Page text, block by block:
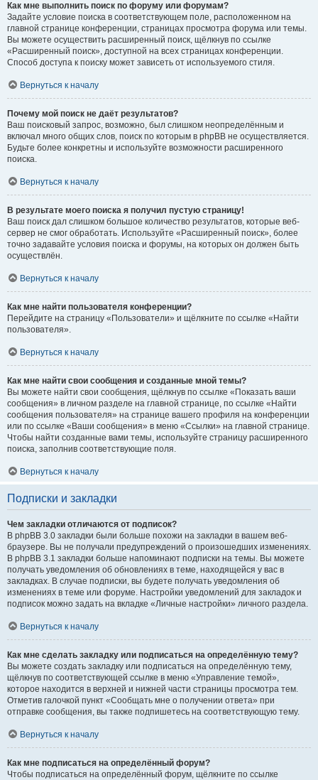
Как мне выполнить поиск по форуму или форумам?
Задайте условие поиска в соответствующем поле, расположенном на
главной странице конференции, страницах просмотра форума или темы.
Вы можете осуществить расширенный поиск, щёлкнув по ссылке
«Расширенный поиск», доступной на всех страницах конференции.
Способ доступа к поиску может зависеть от используемого стиля.
Вернуться к началу
Почему мой поиск не даёт результатов?
Ваш поисковый запрос, возможно, был слишком неопределённым и
включал много общих слов, поиск по которым в phpBB не осуществляется.
Будьте более конкретны и используйте возможности расширенного
поиска.
Вернуться к началу
В результате моего поиска я получил пустую страницу!
Ваш поиск дал слишком большое количество результатов, которые веб-
сервер не смог обработать. Используйте «Расширенный поиск», более
точно задавайте условия поиска и форумы, на которых он должен быть
осуществлён.
Вернуться к началу
Как мне найти пользователя конференции?
Перейдите на страницу «Пользователи» и щёлкните по ссылке «Найти
пользователя».
Вернуться к началу
Как мне найти свои сообщения и созданные мной темы?
Вы можете найти свои сообщения, щёлкнув по ссылке «Показать ваши
сообщения» в личном разделе на главной странице, по ссылке «Найти
сообщения пользователя» на странице вашего профиля на конференции
или по ссылке «Ваши сообщения» в меню «Ссылки» на главной странице.
Чтобы найти созданные вами темы, используйте страницу расширенного
поиска, заполнив соответствующие поля.
Вернуться к началу
Подписки и закладки
Чем закладки отличаются от подписок?
В phpBB 3.0 закладки были больше похожи на закладки в вашем веб-
браузере. Вы не получали предупреждений о произошедших изменениях.
В phpBB 3.1 закладки больше напоминают подписки на темы. Вы можете
получать уведомления об обновлениях в теме, находящейся у вас в
закладках. В случае подписки, вы будете получать уведомления об
изменениях в теме или форуме. Настройки уведомлений для закладок и
подписок можно задать на вкладке «Личные настройки» личного раздела.
Вернуться к началу
Как мне сделать закладку или подписаться на определённую тему?
Вы можете создать закладку или подписаться на определённую тему,
щёлкнув по соответствующей ссылке в меню «Управление темой»,
которое находится в верхней и нижней части страницы просмотра тем.
Отметив галочкой пункт «Сообщать мне о получении ответа» при
отправке сообщения, вы также подпишетесь на соответствующую тему.
Вернуться к началу
Как мне подписаться на определённый форум?
Чтобы подписаться на определённый форум, щёлкните по ссылке